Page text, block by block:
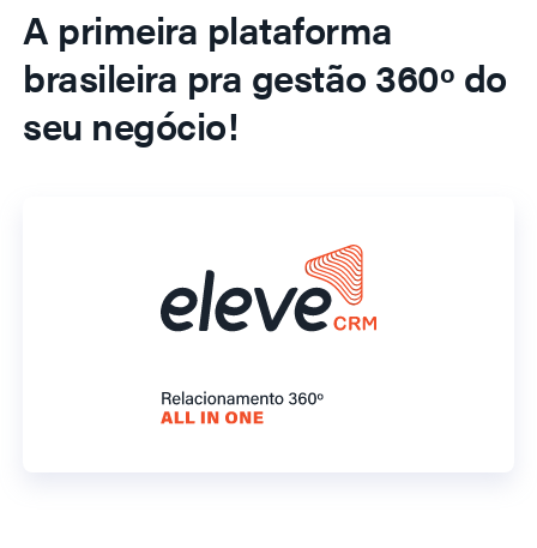
A primeira plataforma
brasileira pra gestão 360º do
seu negócio!